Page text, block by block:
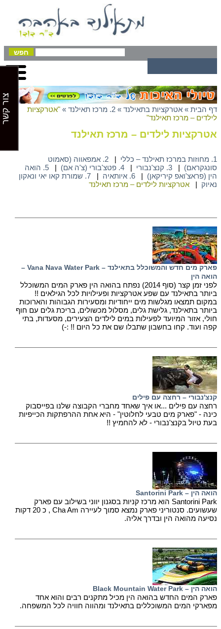
דף הבית » אטרקציות בתאילנד » 2. מרכז תאילנד » "אטרקציות
לילדים – מרכז תאילנד"
אטרקציות לילדים – מרכז תאילנד
1. מחוזות במרכז תאילנד – כללי |
2. אמפאווה (סאמוט
סונגקראם) | 3. קנצ'נבורי | 4. פטצ'בורי (צ'ה אם) |
5. הואה
הין (פראצ'ואפ קיריקאן) | 6. איותאיה |
7. שמורת קאו יאי ונאקון
נאיוק | אטרקציות לילדים – מרכז תאילנד
פארק מים חדש והמשוכלל בתאילנד – Vana Nava Water Park –
הואה הין
לפני זמן קצר (סוף 2014) נפתח בהואה הין פארק המים המשוכלל
ביותר בתאילנד עם שפע אטרקציות ופעילויות לכל הגילאים !!
במקום תמצאו מגלשות מים ייחודיות ומסעירות הגבוהות והארוכות
ביותר בתאילנד, גלישת גלים, מסלול מכשולים, בריכת גלים עם חוף
חולי, אזור המיועד לפעילות במים לילדים הצעירים, מסעדות, בתי
קפה ועוד. קחו בחשבון שתבלו שם את כל היום !! :-)
קנצ'נבורי – רחצה עם פילים
רחצה עם פילים ...או איך שאחד מחברי הקבוצה שלנו בפייסבוק
כינה - "פארק מים טבעי לחלוטין" - היא אחת ההרפתקות הכייפיות
בעת טיול בקנצ'נבורי - לא להחמיץ !!
הואה הין – Santorini Park
Santorini Park הוא מרכז קניות בסגנון יווני בשילוב עם פארק
שעשועים. סנטוריני פארק נמצא סמוך לעיירה Cha Am , כ 20 דקות
נסיעה מהואה הין ובדרך אליה.
הואה הין – Black Mountain Water Park
פארק המים החדש בהואה הין מכיל מתקנים רבים והוא אחד
מפארקי המים המשוכללים בתאילנד ומהווה חוויה לכל המשפחה.
צור קשר